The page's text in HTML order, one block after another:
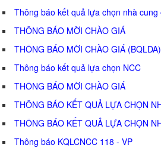
Thông báo kết quả lựa chọn nhà cung
THÔNG BÁO MỜI CHÀO GIÁ
THÔNG BÁO MỜI CHÀO GIÁ (BQLDA)
Thông báo kết quả lựa chọn NCC
THÔNG BÁO MỜI CHÀO GIÁ
THÔNG BÁO KẾT QUẢ LỰA CHỌN
THÔNG BÁO KẾT QUẢ LỰA CHỌN
Thông báo KQLCNCC 118 - VP